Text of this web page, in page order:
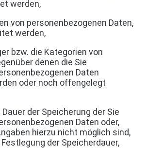
werden,
von personenbezogenen Daten,
werden,
bzw. die Kategorien von
denen die Sie
Daten
oder noch offengelegt
der Speicherung der Sie
Daten oder,
hierzu nicht möglich sind,
der Speicherdauer,